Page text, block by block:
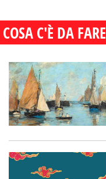
COSA C'È DA FARE